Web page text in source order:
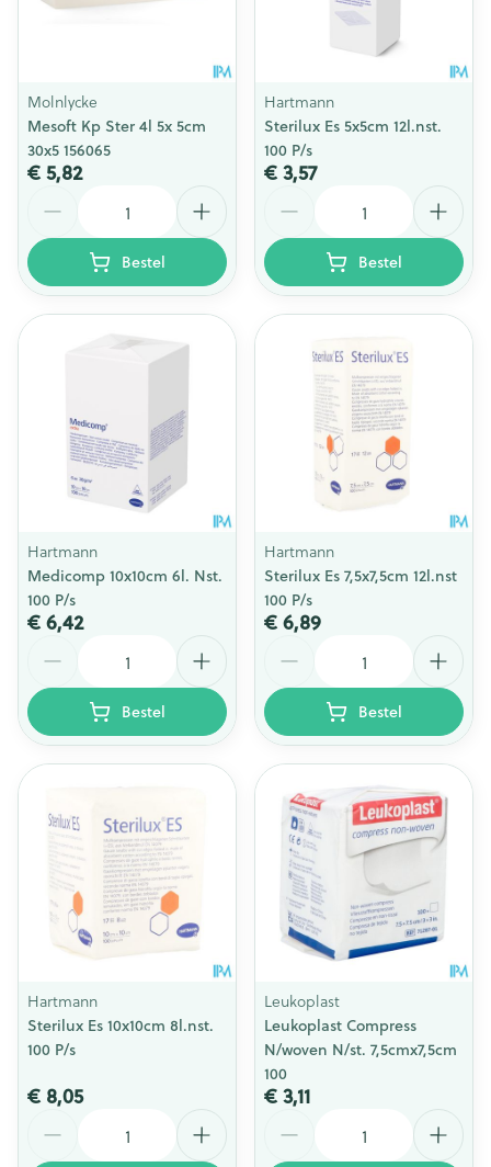
Molnlycke
Mesoft Kp Ster 4l 5x 5cm
30x5 156065
€ 5,82
Bestel
Hartmann
Sterilux Es 5x5cm 12l.nst.
100 P/s
€ 3,57
Bestel
Hartmann
Medicomp 10x10cm 6l. Nst.
100 P/s
€ 6,42
Bestel
Hartmann
Sterilux Es 7,5x7,5cm 12l.nst
100 P/s
€ 6,89
Bestel
Hartmann
Sterilux Es 10x10cm 8l.nst.
100 P/s
€ 8,05
Leukoplast
Leukoplast Compress
N/woven N/st. 7,5cmx7,5cm
100
€ 3,11